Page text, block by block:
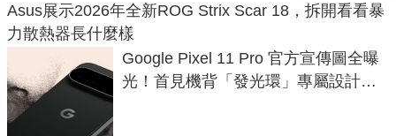
Asus展示2026年全新ROG Strix Scar 18，拆開看看暴
力散熱器長什麼樣
Google Pixel 11 Pro 官方宣傳圖全曝
光！首見機背「發光環」專屬設計、